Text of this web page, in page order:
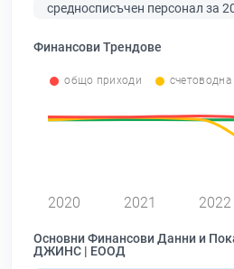
средносписъчен персонал за
Финансови Трендове
общо приходи счетоводна
2020 2021 2022
Основни Финансови Данни и
ДЖИНС | ЕООД